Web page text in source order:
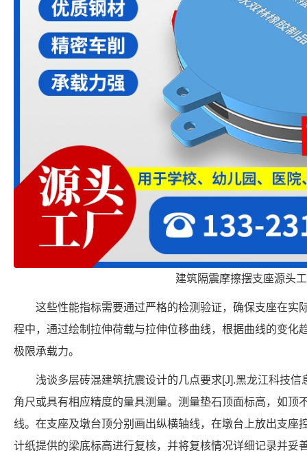
建筑隔震摩擦摆支座源头
这些性能指标需要通过严格的检测验证，确保支座在实
程中，通过绘制拉伸荷载与拉伸位移曲线，根据曲线的变化
极限承载力。
浅谈多层砖混建筑抗震设计的几点要求[J].黑龙江科技
角尺或具有相应精度的量具测量。测量垫石顶面标高，如顶
线。在支座及墩台顶分别画出纵横轴线，在墩台上放出支座
计纸提供的梁底标高进行复核，并将复核情况详细记录并妥